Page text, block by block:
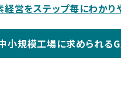
経営をステップ毎にわかり
小規模工場に求められる